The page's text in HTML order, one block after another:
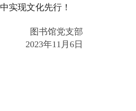
实现文化先行！
图书馆党支部
2023年11 月 6日